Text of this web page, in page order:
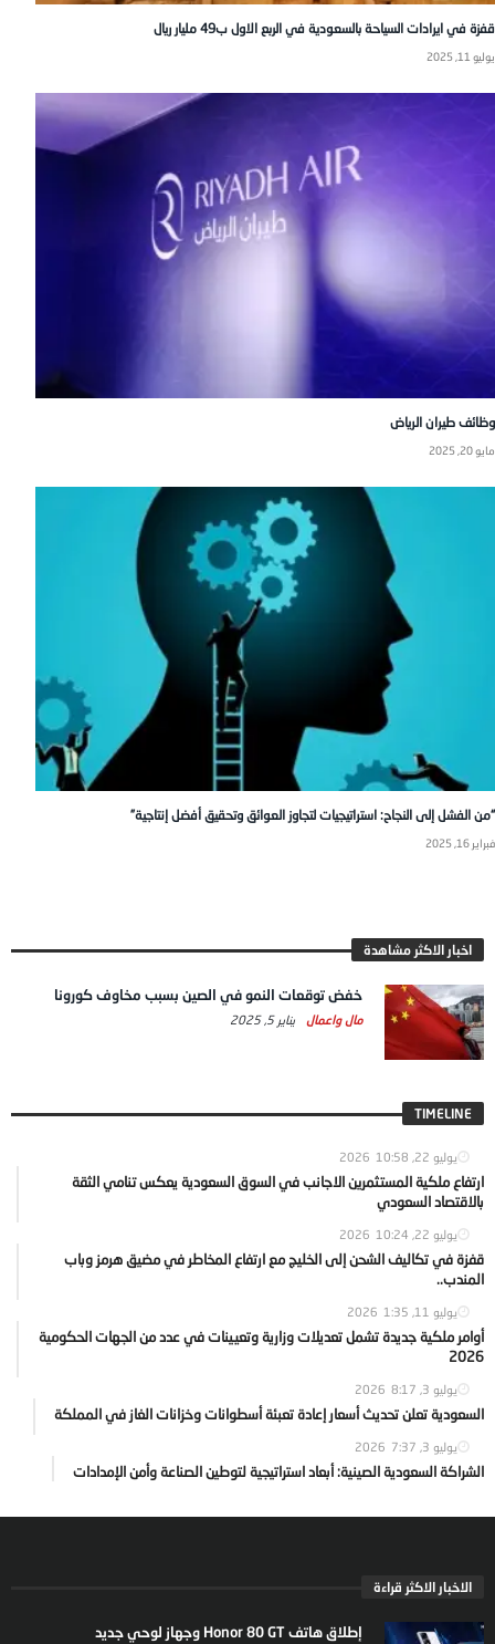
قفزة في ايرادات السياحة بالسعودية في الربع الاول ب49 مليار ريال
يوليو 11, 2025
وظائف طيران الرياض
مايو 20, 2025
“من الفشل إلى النجاح: استراتيجيات لتجاوز العوائق وتحقيق أفضل إنتاجية”
فبراير 16, 2025
اخبار الاكثر مشاهدة
خفض توقعات النمو في الصين بسبب مخاوف كورونا
مال واعمال يناير 5, 2025
TIMELINE
يوليو 22, 2026 10:58
ارتفاع ملكية المستثمرين الاجانب في السوق السعودية يعكس تنامي الثقة
بالاقتصاد السعودي
يوليو 22, 2026 10:24
قفزة في تكاليف الشحن إلى الخليج مع ارتفاع المخاطر في مضيق هرمز وباب
المندب..
يوليو 11, 2026 1:35
أوامر ملكية جديدة تشمل تعديلات وزارية وتعيينات في عدد من الجهات الحكومية
2026
يوليو 3, 2026 8:17
السعودية تعلن تحديث أسعار إعادة تعبئة أسطوانات وخزانات الغاز في المملكة
يوليو 3, 2026 7:37
الشراكة السعودية الصينية: أبعاد استراتيجية لتوطين الصناعة وأمن الإمدادات
الاخبار الاكثر قراءة
إطلاق هاتف Honor 80 GT وجهاز لوحي جديد